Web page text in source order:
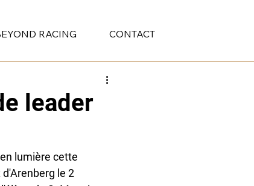
RACING CONTACT
leader
lumière cette
d'Arenberg le 2